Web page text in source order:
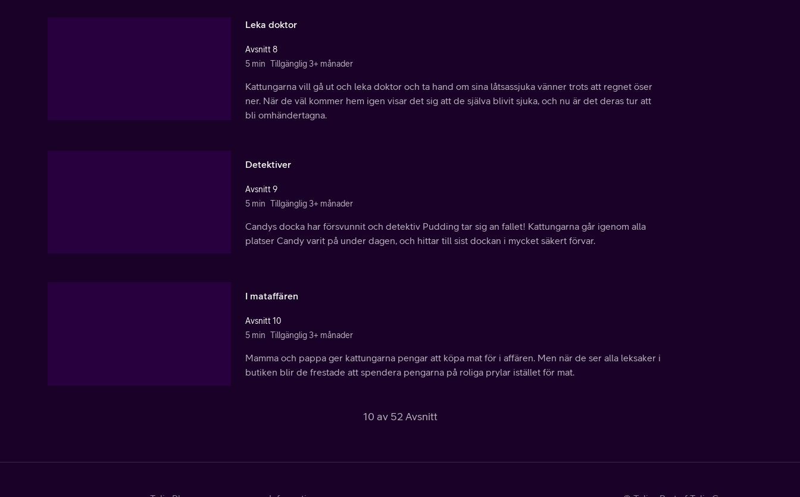
Leka doktor
Avsnitt 8
5 min Tillgänglig 3+ månader
Kattungarna vill gå ut och leka doktor och ta hand om sina låtsassjuka vänner trots att regnet öser
ner. När de väl kommer hem igen visar det sig att de själva blivit sjuka, och nu är det deras tur att
bli omhändertagna.
Detektiver
Avsnitt 9
5 min Tillgänglig 3+ månader
Candys docka har försvunnit och detektiv Pudding tar sig an fallet! Kattungarna går igenom alla
platser Candy varit på under dagen, och hittar till sist dockan i mycket säkert förvar.
I mataffären
Avsnitt 10
5 min Tillgänglig 3+ månader
Mamma och pappa ger kattungarna pengar att köpa mat för i affären. Men när de ser alla leksaker i
butiken blir de frestade att spendera pengarna på roliga prylar istället för mat.
10 av 52 Avsnitt